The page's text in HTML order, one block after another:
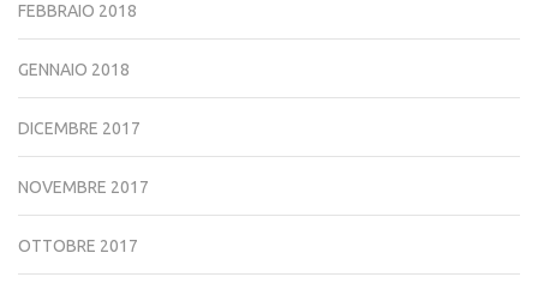
FEBBRAIO 2018
GENNAIO 2018
DICEMBRE 2017
NOVEMBRE 2017
OTTOBRE 2017